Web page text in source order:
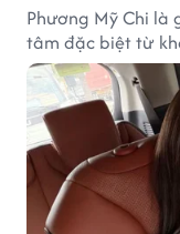
Phương Mỹ Chi là
tâm đặc biệt từ